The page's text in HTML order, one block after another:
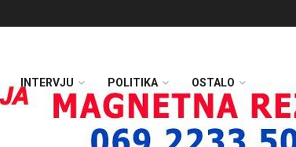
INTERVJU POLITIKA OSTALO